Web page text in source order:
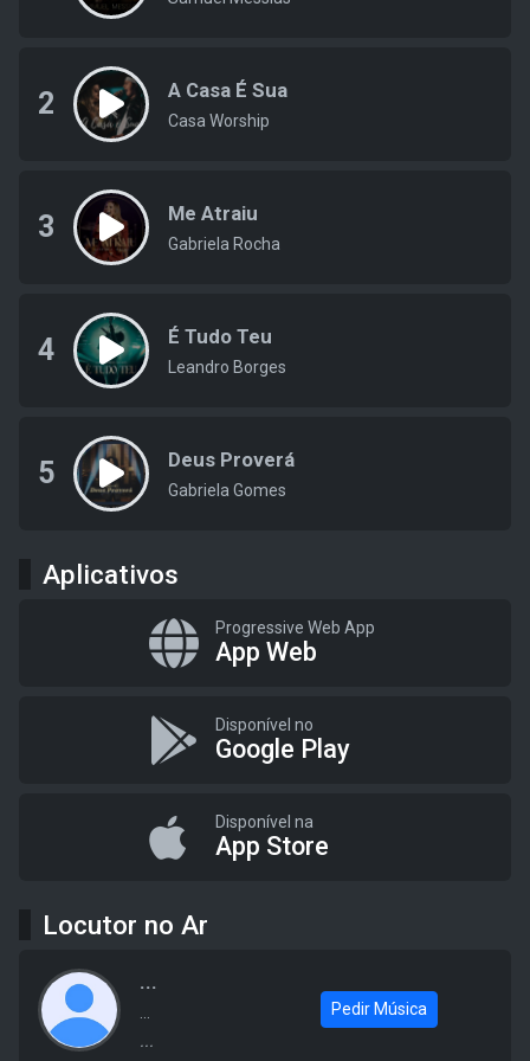
2 A Casa É Sua
Casa Worship
3 Me Atraiu
Gabriela Rocha
4 É Tudo Teu
Leandro Borges
5 Deus Proverá
Gabriela Gomes
Aplicativos
Progressive Web App
App Web
Disponível no
Google Play
Disponível na
App Store
Locutor no Ar
...
...
Pedir Música